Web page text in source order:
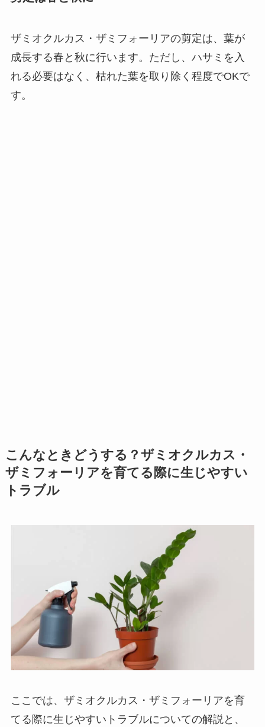
ザミオクルカス・ザミフォーリアの剪定は、葉が
成長する春と秋に行います。ただし、ハサミを入
れる必要はなく、枯れた葉を取り除く程度でOKで
す。
こんなときどうする？ザミオクルカス・
ザミフォーリアを育てる際に生じやすい
トラブル
ここでは、ザミオクルカス・ザミフォーリアを育
てる際に生じやすいトラブルについての解説と、